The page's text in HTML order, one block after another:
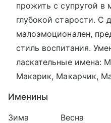
прожить с супругой в
глубокой старости. С
малоэмоционален,
стиль воспитания.
ласкательные имена:
Макарик, Макарчик,
Именины
Зима
Весна